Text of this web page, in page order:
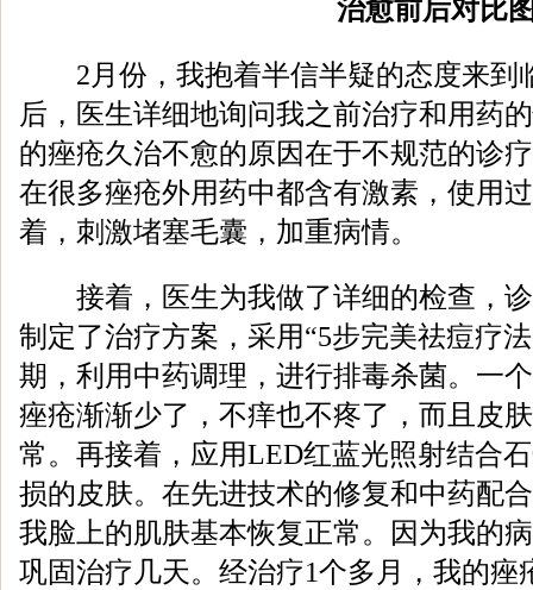
治愈前后对比
2月份，我抱着半信半疑的态度来到
后，医生详细地询问我之前治疗和用药
的痤疮久治不愈的原因在于不规范的诊
在很多痤疮外用药中都含有激素，使用
着，刺激堵塞毛囊，加重病情。
接着，医生为我做了详细的检查，诊
制定了治疗方案，采用“5步完美祛痘疗
期，利用中药调理，进行排毒杀菌。一
痤疮渐渐少了，不痒也不疼了，而且皮
常。再接着，应用LED红蓝光照射结合
损的皮肤。在先进技术的修复和中药配
我脸上的肌肤基本恢复正常。因为我的
巩固治疗几天。经治疗1个多月，我的痤